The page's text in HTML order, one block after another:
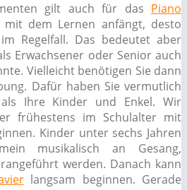
gilt auch für das Piano
dem Lernen anfängt, desto
Regelfall. Das bedeutet aber
Erwachsener oder Senior auch
Vielleicht benötigen Sie dann
Dafür haben Sie vermutlich
Ihre Kinder und Enkel. Wir
frühestens im Schulalter mit
Kinder unter sechs Jahren
musikalisch an Gesang,
werden. Danach kann
langsam beginnen. Gerade